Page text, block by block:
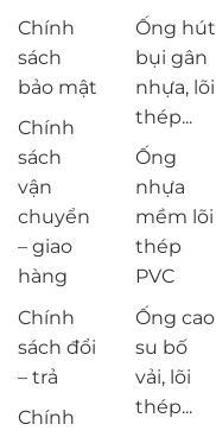
Chính
sách
bảo mật
Chính
sách
vận
chuyển
– giao
hàng
Chính
sách đổi
– trả
Chính
Ống hút
bụi gân
nhựa, lõi
thép...
Ống
nhựa
mềm lõi
thép
PVC
Ống cao
su bố
vải, lõi
thép...